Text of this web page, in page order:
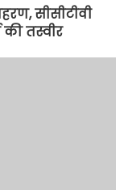
सीसीटीवी
तस्वीर